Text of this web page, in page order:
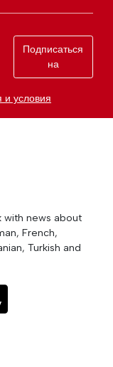
Подписаться
на
условия
news about
French,
Turkish and